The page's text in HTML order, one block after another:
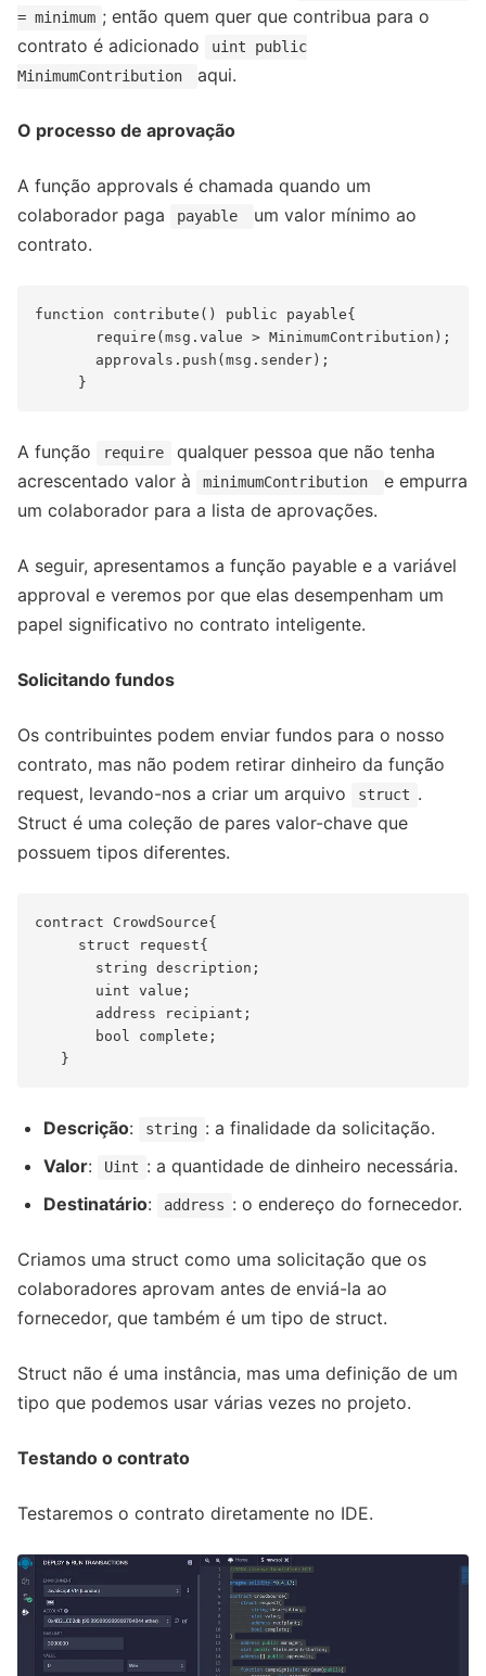
= minimum ; então quem quer que contribua para o
contrato é adicionado
uint public
MinimumContribution
aqui.
O processo de aprovação
A função approvals é chamada quando um
colaborador paga
payable
um valor mínimo ao
contrato.
function contribute() public payable{
       require(msg.value > MinimumContribution);
       approvals.push(msg.sender);
A função require
qualquer pessoa que não tenha
acrescentado valor à
minimumContribution
e empurra
um colaborador para a lista de aprovações.
A seguir, apresentamos a função payable e a variável
approval e veremos por que elas desempenham um
papel significativo no contrato inteligente.
Solicitando fundos
Os contribuintes podem enviar fundos para o nosso
contrato, mas não podem retirar dinheiro da função
request, levando-nos a criar um arquivo
struct .
Struct é uma coleção de pares valor-chave que
possuem tipos diferentes.
contract CrowdSource{
     struct request{
       string description;
       uint value;
       address recipiant;
       bool complete;
Descrição: string : a finalidade da solicitação.
Valor: Uint : a quantidade de dinheiro necessária.
Destinatário: address : o endereço do fornecedor.
Criamos uma struct como uma solicitação que os
colaboradores aprovam antes de enviá-la ao
fornecedor, que também é um tipo de struct.
Struct não é uma instância, mas uma definição de um
tipo que podemos usar várias vezes no projeto.
Testando o contrato
Testaremos o contrato diretamente no IDE.